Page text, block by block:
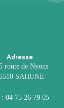
Adresse
route de Nyons
SAHUNE
: 04 75 26 79 05